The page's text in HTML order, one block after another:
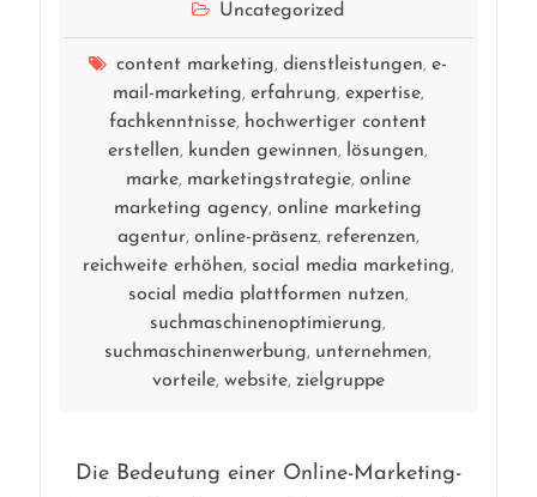
Uncategorized
content marketing,dienstleistungen,e-
mail-marketing, erfahrung, expertise,
fachkenntnisse, hochwertiger content
erstellen, kunden gewinnen, lösungen,
marke, marketingstrategie, online
marketing agency,online marketing
agentur, online-präsenz, referenzen,
reichweite erhöhen, social media marketing,
social media plattformen nutzen,
suchmaschinenoptimierung,
suchmaschinenwerbung, unternehmen,
vorteile, website, zielgruppe
Die Bedeutung einer Online-Marketing-